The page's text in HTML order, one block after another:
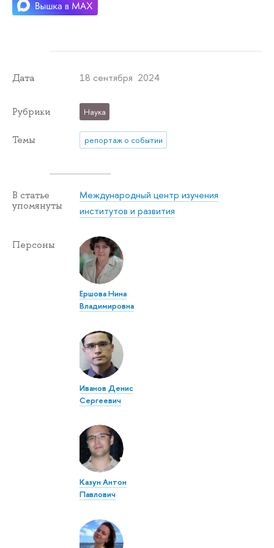
Дата 18 сентября 2024
Рубрики Наука
Темы репортаж о событии
В статье
упомянуты
Международный центр изучения
институтов и развития
Персоны
Ершова Нина
Владимировна
Иванов Денис
Сергеевич
Казун Антон
Павлович